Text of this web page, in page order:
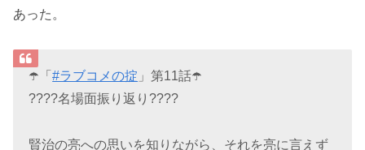
あった。
☂️「#ラブコメの掟 」第11話☂️
????名場面振り返り????
賢治の亮への思いを知りながら、それを亮に言えず